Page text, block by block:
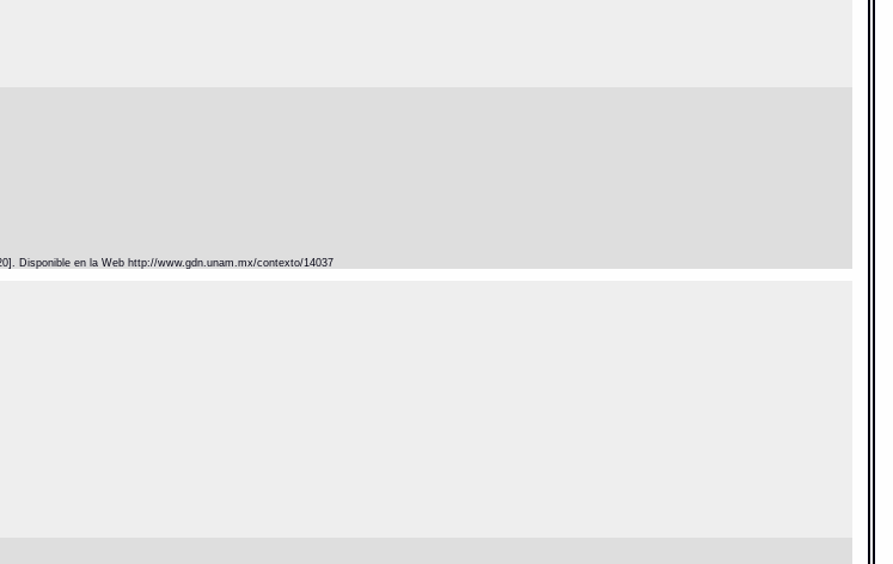
Disponible en la Web http://www.gdn.unam.mx/contexto/14037